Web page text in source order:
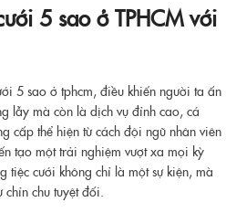
5 sao ở TPHCM với
5 sao ở tphcm, điều khiến người ta ấn
lẫy mà còn là dịch vụ đỉnh cao, cá
cấp thể hiện từ cách đội ngũ nhân viên
tạo một trải nghiệm vượt xa mọi kỳ
tiệc cưới không chỉ là một sự kiện, mà
chu tuyệt đối.